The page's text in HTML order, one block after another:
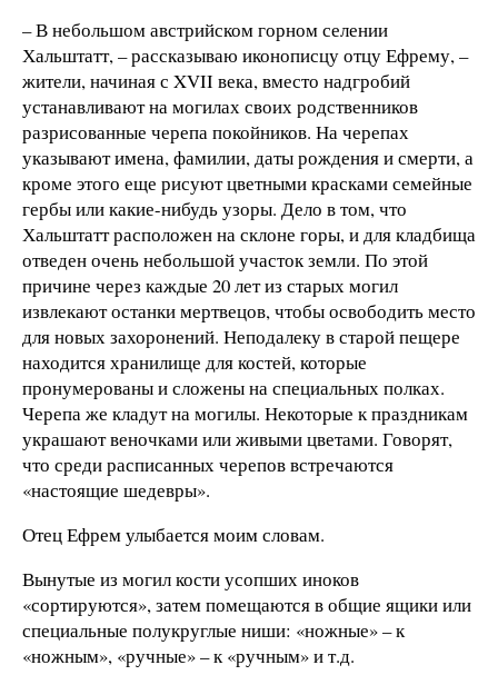
– В небольшом австрийском горном селении
Хальштатт, – рассказываю иконописцу отцу Ефрему, –
жители, начиная с XVII века, вместо надгробий
устанавливают на могилах своих родственников
разрисованные черепа покойников. На черепах
указывают имена, фамилии, даты рождения и смерти, а
кроме этого еще рисуют цветными красками семейные
гербы или какие-нибудь узоры. Дело в том, что
Хальштатт расположен на склоне горы, и для кладбища
отведен очень небольшой участок земли. По этой
причине через каждые 20 лет из старых могил
извлекают останки мертвецов, чтобы освободить место
для новых захоронений. Неподалеку в старой пещере
находится хранилище для костей, которые
пронумерованы и сложены на специальных полках.
Черепа же кладут на могилы. Некоторые к праздникам
украшают веночками или живыми цветами. Говорят,
что среди расписанных черепов встречаются
«настоящие шедевры».
Отец Ефрем улыбается моим словам.
Вынутые из могил кости усопших иноков
«сортируются», затем помещаются в общие ящики или
специальные полукруглые ниши: «ножные» – к
«ножным», «ручные» – к «ручным» и т.д.